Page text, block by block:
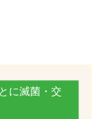
に滅菌・交